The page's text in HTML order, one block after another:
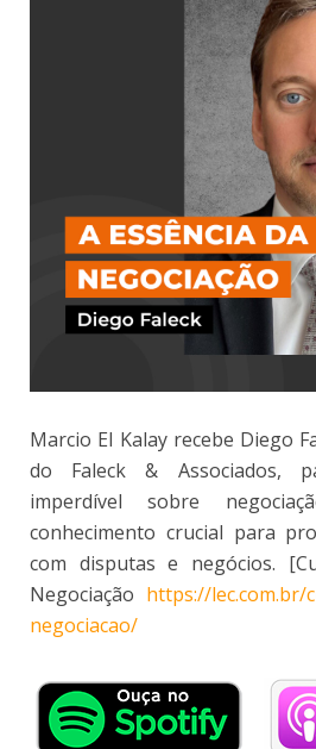
Marcio El Kalay recebe Diego
do Faleck & Associados,
imperdível sobre
conhecimento crucial para
com disputas e negócios.
Negociação https://lec.com.br/
negociacao/